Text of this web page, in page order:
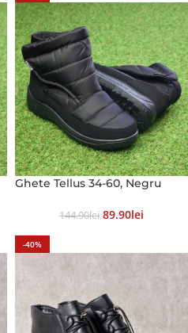
Ghete Tellus 34-60, Negru
144.90Lei 89.90Lei
-40%